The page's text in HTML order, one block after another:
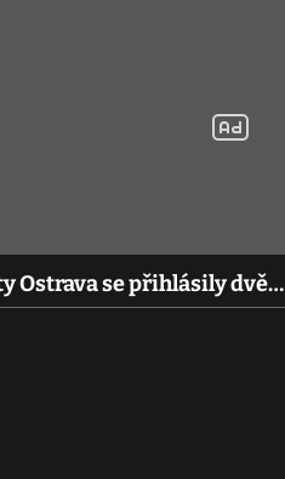
Ostrava se přihlásily dvě…